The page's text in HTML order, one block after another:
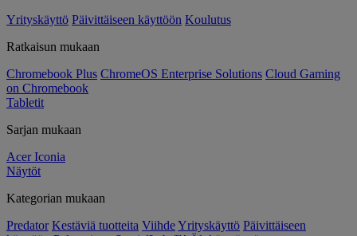
Yrityskäyttö Päivittäiseen käyttöön Koulutus
Ratkaisun mukaan
Chromebook Plus ChromeOS Enterprise Solutions Cloud Gaming
on Chromebook
Tabletit
Sarjan mukaan
Acer Iconia
Näytöt
Kategorian mukaan
Predator Kestäviä tuotteita ViihdeYrityskäyttö Päivittäiseen